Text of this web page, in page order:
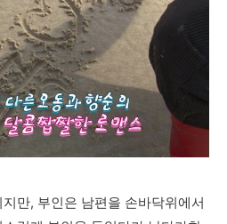
만, 부인은 남편을 손바닥위에서